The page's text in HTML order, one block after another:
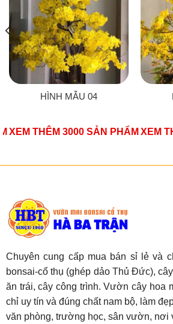
HÌNH MẪU 04
XEM THÊM 3000 SẢN PHẨM XEM
Chuyên cung cấp mua bán sỉ lẻ và
bonsai-cổ thụ (ghép dảo Thủ Đức),
ăn trái, cây công trình. Vườn cây hoa
chỉ uy tín và đúng chất nam bộ, làm
văn phòng, trường học, sân vườn, nơi